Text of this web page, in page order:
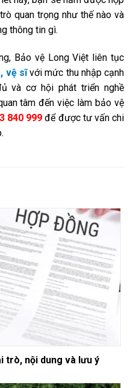
quan trọng như thế nào và
thông tin gì.
Bảo vệ Long Việt liên tục
vệ sĩvới mức thu nhập cạnh
và cơ hội phát triển nghề
tâm đến việc làm bảo vệ
840 999 để được tư vấn chi
trò, nội dung và lưu ý